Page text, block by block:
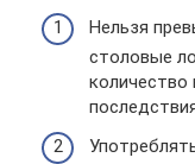
Нельзя
столовые
количество